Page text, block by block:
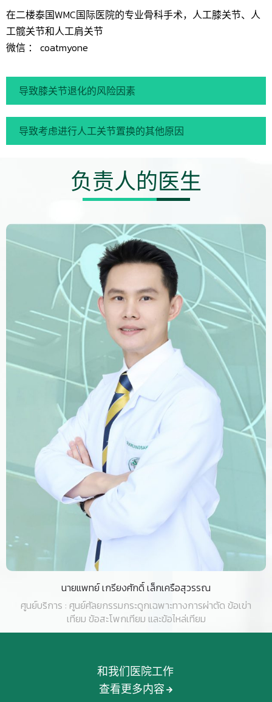
在二楼泰国WMC国际医院的专业骨科手术，人工膝关节、人
工髋关节和人工肩关节
微信 ： coatmyone
导致膝关节退化的风险因素
导致考虑进行人工关节置换的其他原因
负责人的医生
นายแพทย์ เกรียงศักดิ์ เล็กเครือสุวรรณ
ศูนย์บริการ : ศูนย์ศัลยกรรมกระดูกเฉพาะทางการผ่าตัด ข้อเข่า
เทียม ข้อสะโพกเทียม และข้อไหล่เทียม
和我们医院工作
查看更多内容